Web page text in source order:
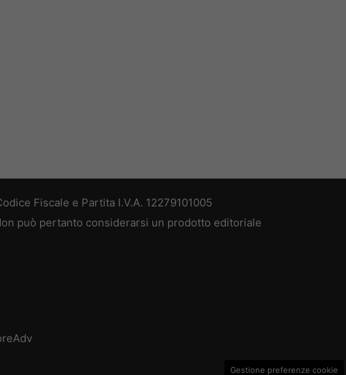
Fiscale e Partita I.V.A. 12279101005
può pertanto considerarsi un prodotto editoriale
Gestione preferenze cookie